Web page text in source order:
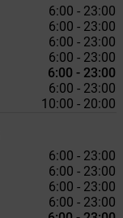
6:00 - 23:00
6:00 - 23:00
6:00 - 23:00
6:00 - 23:00
6:00 - 23:00
6:00 - 23:00
10:00 - 20:00
6:00 - 23:00
6:00 - 23:00
6:00 - 23:00
6:00 - 23:00